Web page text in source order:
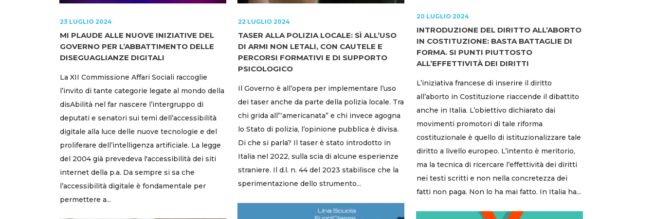
23 LUGLIO 2024
MI PLAUDE ALLE NUOVE INIZIATIVE DEL
GOVERNO PER L’ABBATTIMENTO DELLE
DISEGUAGLIANZE DIGITALI
La XII Commissione Affari Sociali raccoglie
l’invito di tante categorie legate al mondo della
disAbilità nel far nascere l’intergruppo di
deputati e senatori sui temi dell’accessibilità
digitale alla luce delle nuove tecnologie e del
proliferare dell’intelligenza artificiale. La legge
del 2004 già prevedeva l'accessibilità dei siti
internet della p.a. Da sempre si sa che
l’accessibilità digitale è fondamentale per
permettere a...
22 LUGLIO 2024
TASER ALLA POLIZIA LOCALE: SÌ ALL’USO
DI ARMI NON LETALI, CON CAUTELE E
PERCORSI FORMATIVI E DI SUPPORTO
PSICOLOGICO
Il Governo è all’opera per implementare l’uso
dei taser anche da parte della polizia locale. Tra
chi grida all’“americanata” e chi invece agogna
lo Stato di polizia, l’opinione pubblica è divisa.
Di che si parla? Il taser è stato introdotto in
Italia nel 2022, sulla scia di alcune esperienze
straniere. Il d.l. n. 44 del 2023 stabilisce che la
sperimentazione dello strumento...
20 LUGLIO 2024
INTRODUZIONE DEL DIRITTO ALL’ABORTO
IN COSTITUZIONE: BASTA BATTAGLIE DI
FORMA. SI PUNTI PIUTTOSTO
ALL’EFFETTIVITÀ DEI DIRITTI
L’iniziativa francese di inserire il diritto
all’aborto in Costituzione riaccende il dibattito
anche in Italia. L’obiettivo dichiarato dai
movimenti promotori di tale riforma
costituzionale è quello di istituzionalizzare tale
diritto a livello europeo. L’intento è meritorio,
ma la tecnica di ricercare l’effettività dei diritti
nei testi scritti e non nella concretezza dei
fatti non paga. Non lo ha mai fatto. In Italia ha...